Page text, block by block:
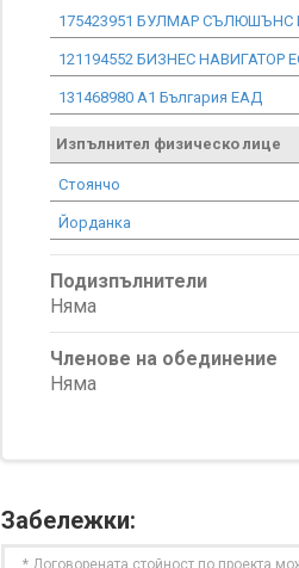
175423951 БУЛМАР СЪЛЮШЪНС
121194552 БИЗНЕС НАВИГАТОР
131468980 А1 България ЕАД
Изпълнител физическо лице
Стоянчо
Йорданка
Подизпълнители
Няма
Членове на обединение
Няма
Забележки:
* Договорената стойност по проекта